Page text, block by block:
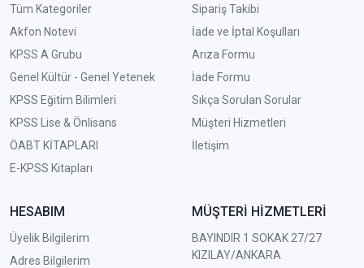
Tüm Kategoriler
Akfon Notevi
KPSS A Grubu
Genel Kültür - Genel Yetenek
KPSS Eğitim Bilimleri
KPSS Lise & Önlisans
ÖABT KİTAPLARI
E-KPSS Kitapları
Sipariş Takibi
İade ve İptal Koşulları
Arıza Formu
İade Formu
Sıkça Sorulan Sorular
Müşteri Hizmetleri
İletişim
HESABIM
Üyelik Bilgilerim
Adres Bilgilerim
MÜŞTERİ HİZMETLERİ
BAYINDIR 1 SOKAK 27/27
KIZILAY/ANKARA